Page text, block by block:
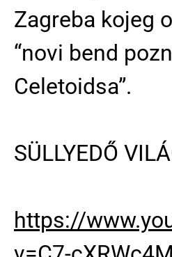
Zagreba kojeg
“novi bend
Celetoidsa”.
SÜLLYEDŐ
https://